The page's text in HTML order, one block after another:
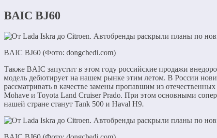
BAIC BJ60
BAIC BJ60 (Фото: dongchedi.com)
Также BAIC запустит в этом году российские продажи
модель дебютирует на нашем рынке этим летом. В России
рассматривать в качестве замены пропавшим из
Mohave и Toyota Land Cruiser Prado. При этом основными
нашей стране станут Tank 500 и Haval H9.